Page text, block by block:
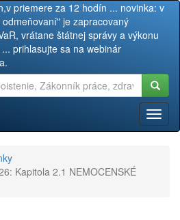
priemere za 12 hodín ... novinka: v
je zapracovaný
vrátane štátnej správy a výkonu
prihlasujte sa na webinár
Kapitola 2.1 NEMOCENSKÉ